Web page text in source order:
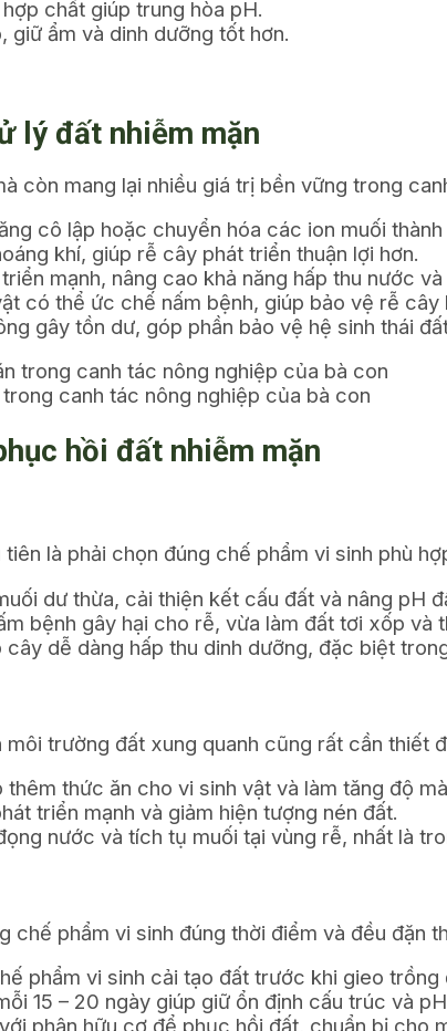
chất giúp trung hòa pH.
giữ ẩm và dinh dưỡng tốt hơn.
lý đất nhiễm mặn
còn mang lại nhiều giá trị bền vững trong
cô lập hoặc chuyển hóa các ion muối
khí, giúp rễ cây phát triển thuận lợi hơn.
mạnh, nâng cao khả năng hấp thu nước
có thể ức chế nấm bệnh, giúp bảo vệ rễ cây
gây tồn dư, góp phần bảo vệ hệ sinh thái
canh tác nông nghiệp của bà con
hồi đất nhiễm mặn
là phải chọn đúng chế phẩm vi sinh phù
dư thừa, cải thiện kết cấu đất và nâng pH
bệnh gây hại cho rễ, vừa làm đất tơi xốp và
cây dễ dàng hấp thu dinh dưỡng, đặc biệt
trường đất xung quanh cũng rất cần thiết
thêm thức ăn cho vi sinh vật và làm tăng độ
triển mạnh và giảm hiện tượng nén đất.
nước và tích tụ muối tại vùng rễ, nhất là
chế phẩm vi sinh đúng thời điểm và đều đặn
phẩm vi sinh cải tạo đất trước khi gieo
15 – 20 ngày giúp giữ ổn định cấu trúc và
phân hữu cơ để phục hồi đất, chuẩn bị cho